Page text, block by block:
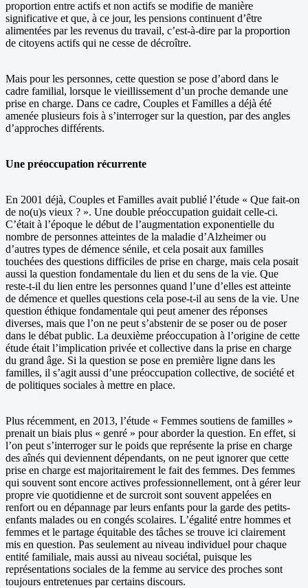
proportion entre actifs et non actifs se modifie de manière
significative et que, à ce jour, les pensions continuent d’être
alimentées par les revenus du travail, c’est-à-dire par la proportion
de citoyens actifs qui ne cesse de décroître.
Mais pour les personnes, cette question se pose d’abord dans le
cadre familial, lorsque le vieillissement d’un proche demande une
prise en charge. Dans ce cadre, Couples et Familles a déjà été
amenée plusieurs fois à s’interroger sur la question, par des angles
d’approches différents.
Une préoccupation récurrente
En 2001 déjà, Couples et Familles avait publié l’étude « Que fait-on
de no(u)s vieux ? ». Une double préoccupation guidait celle-ci.
C’était à l’époque le début de l’augmentation exponentielle du
nombre de personnes atteintes de la maladie d’Alzheimer ou
d’autres types de démence sénile, et cela posait aux familles
touchées des questions difficiles de prise en charge, mais cela posait
aussi la question fondamentale du lien et du sens de la vie. Que
reste-t-il du lien entre les personnes quand l’une d’elles est atteinte
de démence et quelles questions cela pose-t-il au sens de la vie. Une
question éthique fondamentale qui peut amener des réponses
diverses, mais que l’on ne peut s’abstenir de se poser ou de poser
dans le débat public. La deuxième préoccupation à l’origine de cette
étude était l’implication privée et collective dans la prise en charge
du grand âge. Si la question se pose en première ligne dans les
familles, il s’agit aussi d’une préoccupation collective, de société et
de politiques sociales à mettre en place.
Plus récemment, en 2013, l’étude « Femmes soutiens de familles »
prenait un biais plus « genré » pour aborder la question. En effet, si
l’on peut s’interroger sur le poids que représente la prise en charge
des aînés qui deviennent dépendants, on ne peut ignorer que cette
prise en charge est majoritairement le fait des femmes. Des femmes
qui souvent sont encore actives professionnellement, ont à gérer leur
propre vie quotidienne et de surcroit sont souvent appelées en
renfort ou en dépannage par leurs enfants pour la garde des petits-
enfants malades ou en congés scolaires. L’égalité entre hommes et
femmes et le partage équitable des tâches se trouve ici clairement
mis en question. Pas seulement au niveau individuel pour chaque
entité familiale, mais aussi au niveau sociétal, puisque les
représentations sociales de la femme au service des proches sont
toujours entretenues par certains discours.